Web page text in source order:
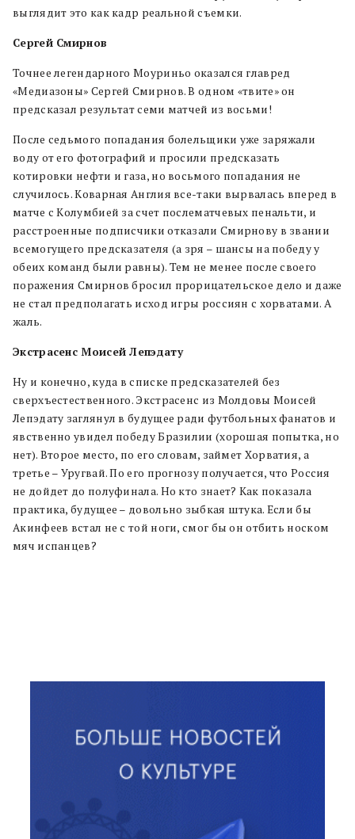
выглядит это как кадр реальной съемки.
Сергей Смирнов
Точнее легендарного Моуриньо оказался главред
«Медиазоны» Сергей Смирнов. В одном «твите» он
предсказал результат семи матчей из восьми!
После седьмого попадания болельщики уже заряжали
воду от его фотографий и просили предсказать
котировки нефти и газа, но восьмого попадания не
случилось. Коварная Англия все-таки вырвалась вперед в
матче с Колумбией за счет послематчевых пенальти, и
расстроенные подписчики отказали Смирнову в звании
всемогущего предсказателя (а зря – шансы на победу у
обеих команд были равны). Тем не менее после своего
поражения Смирнов бросил прорицательское дело и даже
не стал предполагать исход игры россиян с хорватами. А
жаль.
Экстрасенс Моисей Лепэдату
Ну и конечно, куда в списке предсказателей без
сверхъестественного. Экстрасенс из Молдовы Моисей
Лепэдату заглянул в будущее ради футбольных фанатов и
явственно увидел победу Бразилии (хорошая попытка, но
нет). Второе место, по его словам, займет Хорватия, а
третье – Уругвай. По его прогнозу получается, что Россия
не дойдет до полуфинала. Но кто знает? Как показала
практика, будущее – довольно зыбкая штука. Если бы
Акинфеев встал не с той ноги, смог бы он отбить носком
мяч испанцев?